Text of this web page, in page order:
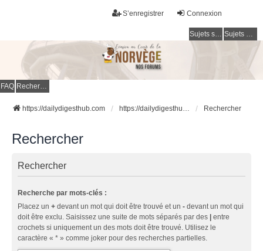
Connexion
S’enregistrer
Sujets sans réponse Sujets actifs
FAQ Rechercher
https://dailydigesthub.com https://dailydigesthub.com Rechercher
Rechercher
Rechercher
Recherche par mots-clés :
Placez un + devant un mot qui doit être trouvé et un - devant un mot qui
doit être exclu. Saisissez une suite de mots séparés par des
entre
crochets si uniquement un des mots doit être trouvé. Utilisez le
caractère « * » comme joker pour des recherches partielles.